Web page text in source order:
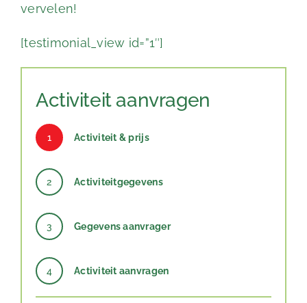
vervelen!
[testimonial_view id=”1″]
Activiteit aanvragen
1 Activiteit & prijs
2 Activiteitgegevens
3 Gegevens aanvrager
4 Activiteit aanvragen